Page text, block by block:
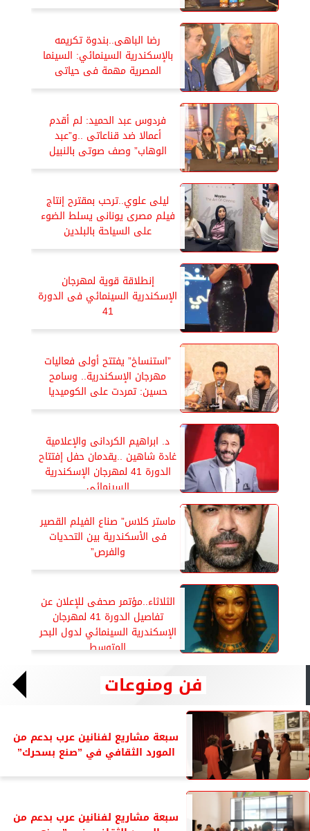
رضا الباهى..بندوة تكريمه
بالإسكندرية السينمائي: السينما
المصرية مهمة فى حياتى
فردوس عبد الحميد: لم أقدم
أعمالا ضد قناعاتى ..و”عبد
الوهاب” وصف صوتى بالنبيل
ليلى علوي..ترحب بمقترح إنتاج
فيلم مصرى يونانى يسلط الضوء
على السياحة بالبلدين
إنطلاقة قوية لمهرجان
الإسكندرية السينمائي فى الدورة
41
”استنساخ” يفتتح أولى فعاليات
مهرجان الإسكندرية.. وسامح
حسين: تمردت على الكوميديا
د. ابراهيم الكردانى والإعلامية
غادة شاهين ..يقدمان حفل إفتتاح
الدورة 41 لمهرجان الإسكندرية
السينمائي
ماستر كلاس” صناع الفيلم القصير
فى الأسكندرية بين التحديات
والفرص”
الثلاثاء..مؤتمر صحفى للإعلان عن
تفاصيل الدورة 41 لمهرجان
الإسكندرية السينمائي لدول البحر
المتوسط
فن ومنوعات
سبعة مشاريع لفنانين عرب بدعم من
المورد الثقافي في ”صنع بسحرك”
سبعة مشاريع لفنانين عرب بدعم من